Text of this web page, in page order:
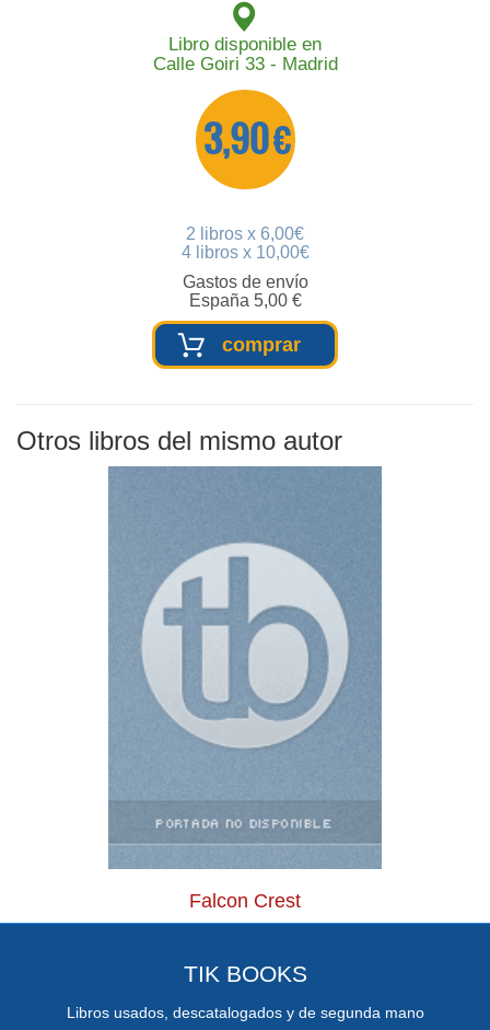
Libro disponible en
Calle Goiri 33 - Madrid
3,90 €
2 libros x 6,00€
4 libros x 10,00€
Gastos de envío
España 5,00 €
comprar
Otros libros del mismo autor
Falcon Crest
TIK BOOKS
Libros usados, descatalogados y de segunda mano